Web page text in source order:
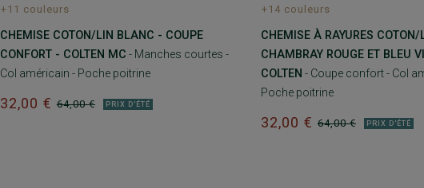
+11 couleurs
CHEMISE COTON/LIN BLANC - COUPE
CONFORT - COLTEN MC - Manches courtes -
Col américain - Poche poitrine
64,00 €
32,00 € PRIX D'ÉTÉ
+14 couleurs
CHEMISE À RAYURES COTON/
CHAMBRAY ROUGE ET BLEU
COLTEN - Coupe confort - Col
Poche poitrine
64,00 €
32,00 € PRIX D'ÉTÉ